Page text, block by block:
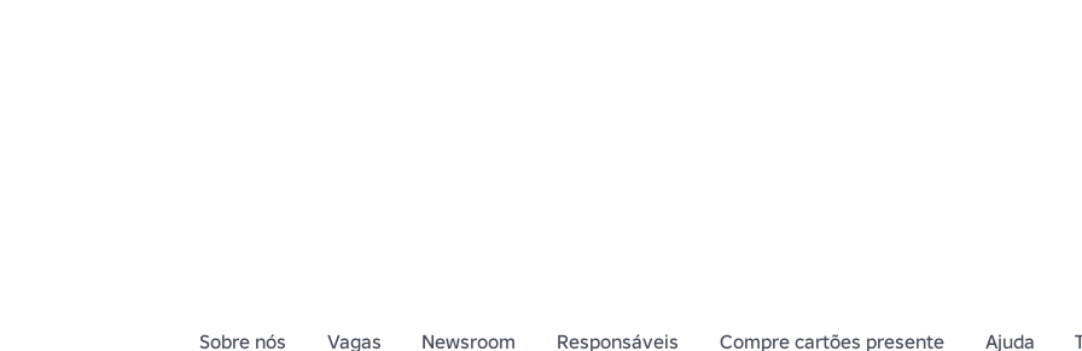
Sobre nós Vagas Newsroom Responsáveis Compre cartões presente Ajuda